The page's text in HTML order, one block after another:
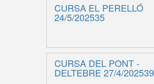
CURSA EL PERELLÓ
24/5/202535
CURSA DEL PONT -
DELTEBRE 27/4/202539